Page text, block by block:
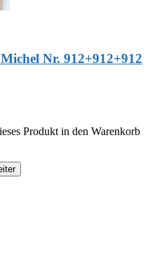
Nr. 912+912+912
Produkt in den Warenkorb